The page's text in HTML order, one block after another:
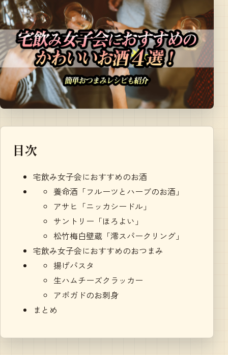
目次
宅飲み女子会におすすめのお酒
養命酒「フルーツとハーブのお酒」
アサヒ「ニッカシードル」
サントリー「ほろよい」
松竹梅白壁蔵「澪スパークリング」
宅飲み女子会におすすめのおつまみ
揚げパスタ
生ハムチーズクラッカー
アボガドのお刺身
まとめ